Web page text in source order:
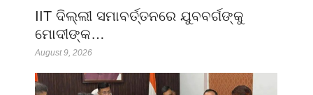
IIT ଦିଲ୍ଲୀ ସମାବର୍ତ୍ତନରେ ଯୁବବର୍ଗଙ୍କୁ
ମୋଦୀଙ୍କ…
August 9, 2026